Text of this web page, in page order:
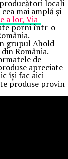
locali
mai amplă și
a lor, Via-
porni într-o
grupul Ahold
România.
de
apreciate
își fac aici
produse provin